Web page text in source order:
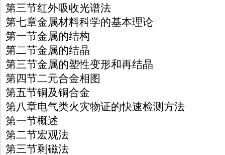
第三节红外吸收光谱法
第七章金属材料科学的基本理论
第一节金属的结构
第二节金属的结晶
第三节金属的塑性变形和再结晶
第四节二元合金相图
第五节铜及铜合金
第八章电气类火灾物证的快速检测方法
第一节概述
第二节宏观法
第三节剩磁法